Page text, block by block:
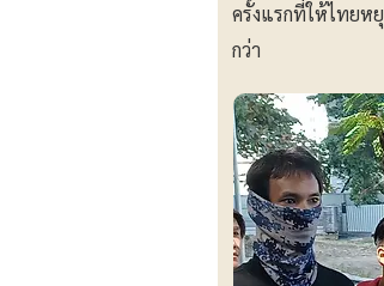
ครั้งแรกที่ให้ไทยห
กว่า